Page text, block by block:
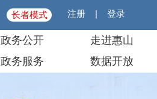
长者模式 注册 |登录
政务公开
走进惠山
政务服务 数据开放